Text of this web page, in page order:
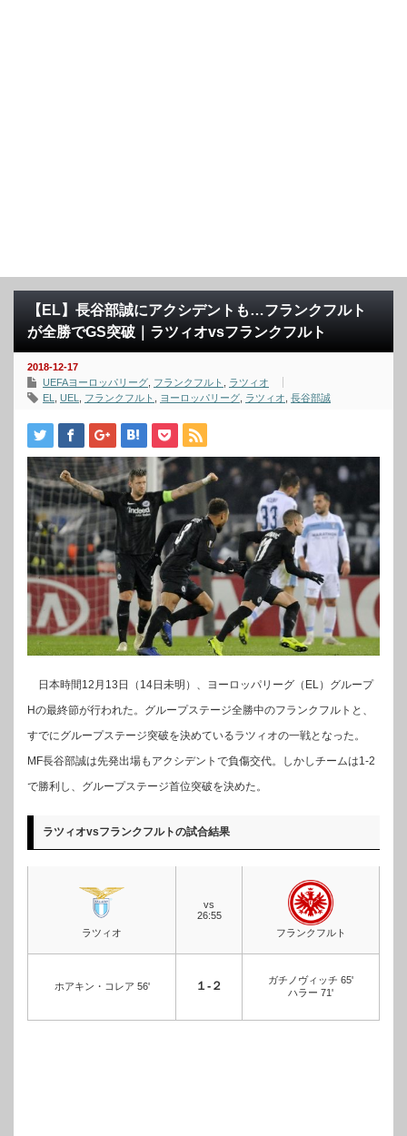
【EL】長谷部誠にアクシデントも…フランクフルト
が全勝でGS突破｜ラツィオvsフランクフルト
2018-12-17
UEFAヨーロッパリーグ フランクフルト
ラツィオ
EL
UEL フランクフルト ヨーロッパリーグ ラツィオ 長谷部誠
日本時間12月13日（14日未明）、ヨーロッパリーグ（EL）グループ
Hの最終節が行われた。グループステージ全勝中のフランクフルトと、
すでにグループステージ突破を決めているラツィオの一戦となった。
MF長谷部誠は先発出場もアクシデントで負傷交代。しかしチームは1-2
で勝利し、グループステージ首位突破を決めた。
ラツィオvsフランクフルトの試合結果
ラツィオ
vs
26:55
フランクフルト
ホアキン・コレア 56' １-２
ガチノヴィッチ 65'
ハラー 71'